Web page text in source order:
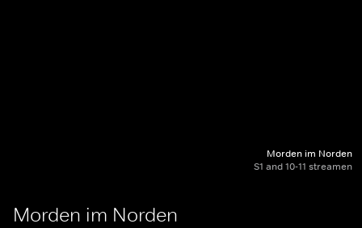
Morden im Norden
S1 and 10-11 streamen
Morden im Norden